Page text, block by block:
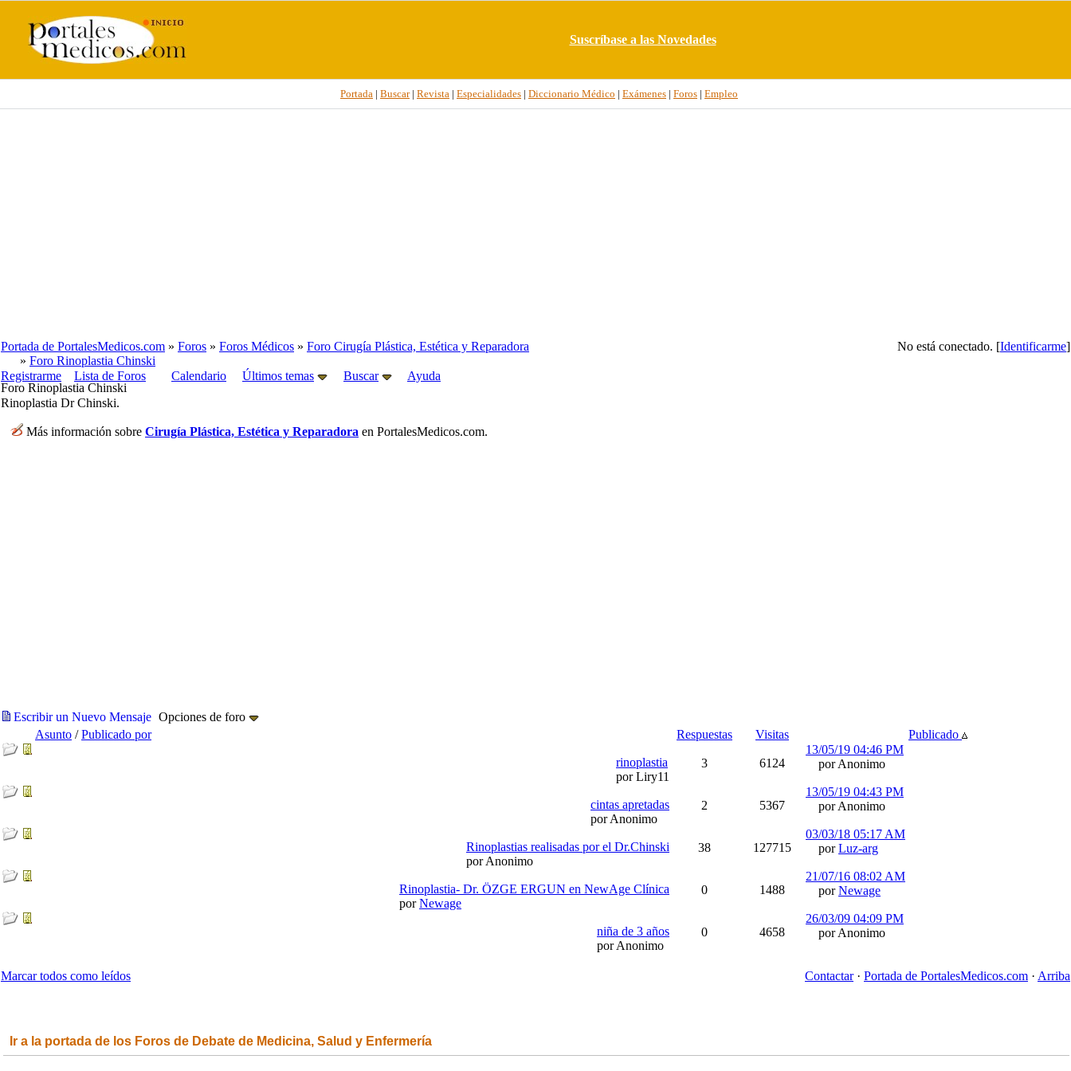
Suscríbase a las Novedades
Portada | Buscar| Revista | Especialidades | Diccionario Médico | Exámenes | Foros | Empleo
No está conectado. [Identificarme]
Portada de PortalesMedicos.com » Foros » Foros Médicos » Foro Cirugía Plástica, Estética y Reparadora
» Foro Rinoplastia Chinski
Registrarme
Lista de Foros Calendario Últimos temas Buscar
Ayuda
Foro Rinoplastia Chinski
Rinoplastia Dr Chinski.
Más información sobre Cirugía Plástica, Estética y Reparadora en PortalesMedicos.com.
Escribir un Nuevo Mensaje Opciones de foro
Asunto /Publicado por Respuestas Visitas Publicado
rinoplastia
por Liry11
3 6124
13/05/19 04:46 PM
por Anonimo
cintas apretadas
por Anonimo
2 5367
13/05/19 04:43 PM
por Anonimo
Rinoplastias realisadas por el Dr.Chinski
por Anonimo
38 127715
03/03/18 05:17 AM
porLuz-arg
Rinoplastia- Dr. ÖZGE ERGUN en NewAge Clínica
porNewage
0 1488
21/07/16 08:02 AM
porNewage
niña de 3 años
por Anonimo
0 4658
26/03/09 04:09 PM
por Anonimo
Marcar todos como leídos Contactar· Portada de PortalesMedicos.com · Arriba
Ir a la portada de los Foros de Debate de Medicina, Salud y Enfermería